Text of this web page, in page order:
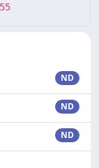
ND
ND
ND